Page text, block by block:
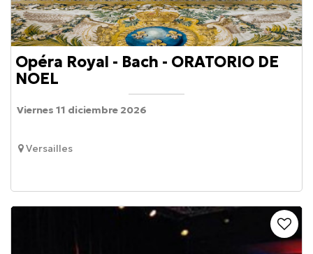
Opéra Royal - Bach - ORATORIO DE
NOEL
Versailles
Viernes 11 diciembre 2026